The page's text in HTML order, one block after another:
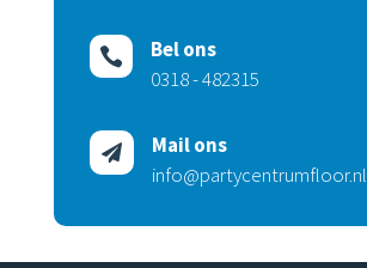

Bel ons
0318 - 482315

Mail ons
info@partycentrumfloor.nl